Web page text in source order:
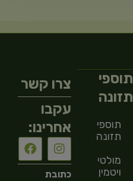
תוספי
תזונה
תוספי
תזונה
מולטי
ויטמין
צרו קשר
עקבו
אחרינו:
כתובת